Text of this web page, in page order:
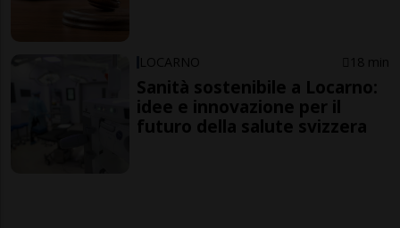
LOCARNO 18 min
Sanità sostenibile a Locarno:
idee e innovazione per il
futuro della salute svizzera